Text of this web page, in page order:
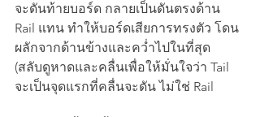
จะดันท้ายบอร์ด กลายเป็นดันตรงด้าน
Rail แทน ทำให้บอร์ดเสียการทรงตัว โดน
ผลักจากด้านข้างและคว่ำไปในที่สุด
(สลับดูหาดและคลื่นเพื่อให้มั่นใจว่า Tail
จะเป็นจุดแรกที่คลื่นจะดัน ไม่ใช่ Rail